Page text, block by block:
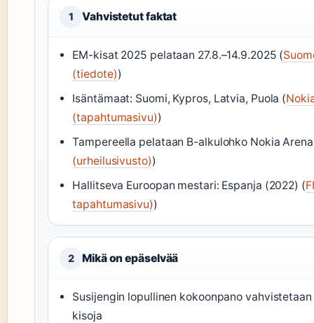
1 Vahvistetut faktat
EM-kisat 2025 pelataan 27.8.–14.9.2025 (
(tiedote))
Isäntämaat: Suomi, Kypros, Latvia, Puola (
(tapahtumasivu))
Tampereella pelataan B-alkulohko Nokia
(urheilusivusto))
Hallitseva Euroopan mestari: Espanja (2022) (
tapahtumasivu))
2 Mikä on epäselvää
Susijengin lopullinen kokoonpano
kisoja